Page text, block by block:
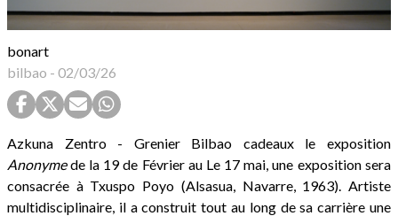
bonart
bilbao - 02/03/26
Azkuna Zentro - Grenier Bilbao cadeaux le
exposition
Anonyme de la 19 de Février au Le 17 mai, une exposition sera
consacrée à Txuspo Poyo (Alsasua, Navarre, 1963). Artiste
multidisciplinaire, il a construit tout au long de sa carrière une